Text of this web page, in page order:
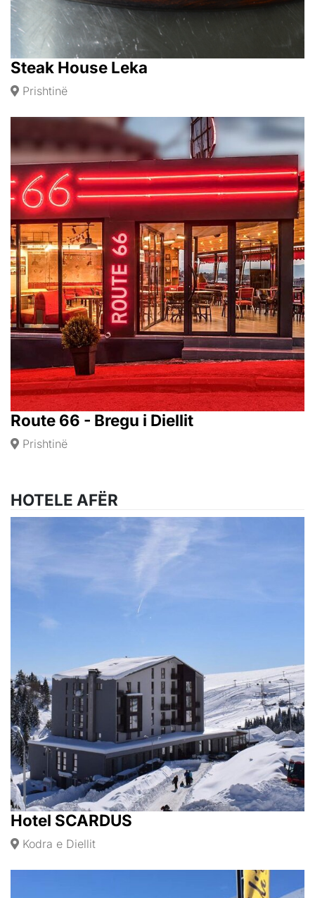
Steak House Leka
Prishtinë
Route 66 - Bregu i Diellit
Prishtinë
HOTELE AFËR
Hotel SCARDUS
Kodra e Diellit